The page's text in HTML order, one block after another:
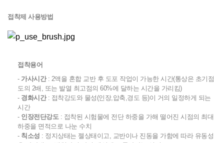
접착제 사용방법
접착용어
- 가사시간: 2액을 혼합 교반 후 도포 작업이 가능한 시간(통상은 초기점
도의 2배, 또는 발열 최고점의 60%에 달하는 시간을 가리킴)
- 경화시간: 접착강도와 물성(인장,압축,경도 등)이 거의 일정하게 되는
시간
- 인장전단강도 : 접착된 시험물에 전단 하중을 가해 떨어진 시점의 최대
하중을 면적으로 나눈 수치
- 칙소성 : 정지상태는 젤상태이고, 교반이나 진동을 가함에 따라 유동성